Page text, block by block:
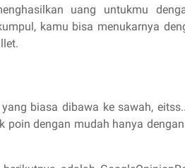
uang untukmu
kamu bisa menukarnya
biasa dibawa ke sawah,
dengan mudah hanya